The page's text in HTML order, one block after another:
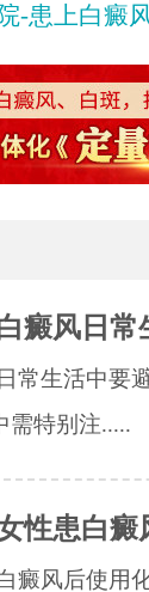
-患上白癜
癜风日常
常生活中要
需特别注.....
性患白癜
癜风后使用